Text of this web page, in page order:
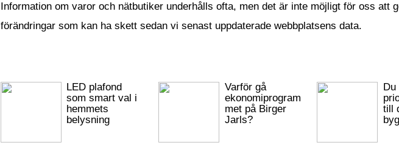
Information om varor och nätbutiker underhålls ofta, men det är inte möjligt för oss att
förändringar som kan ha skett sedan vi senast uppdaterade webbplatsens data.
LED plafond
som smart val i
hemmets
belysning
Varför gå
ekonomiprogram
met på Birger
Jarls?
Du
till